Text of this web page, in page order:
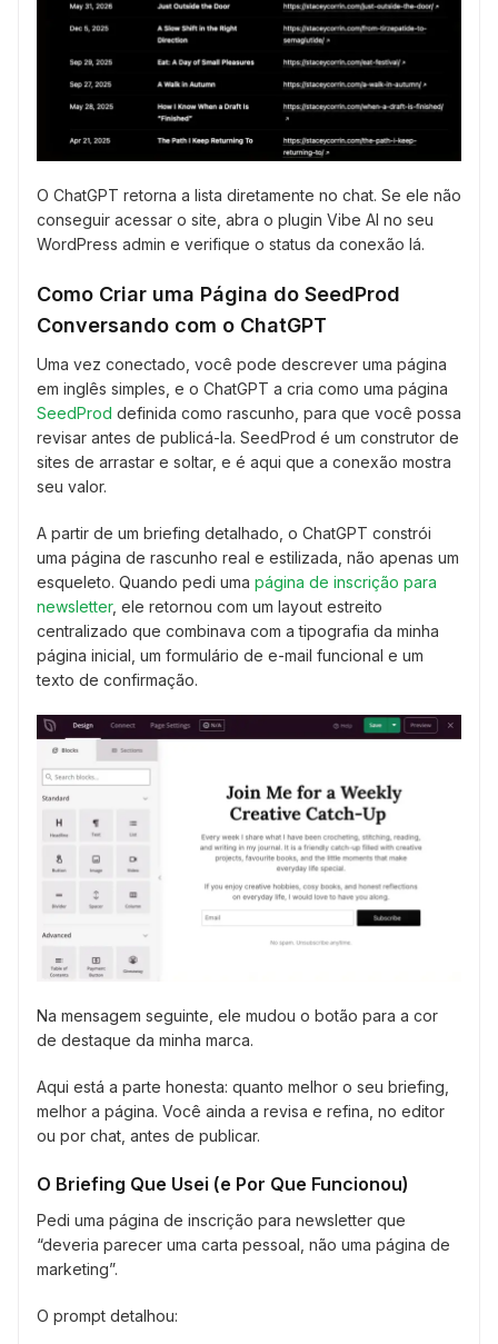
O ChatGPT retorna a lista diretamente no chat. Se ele não
conseguir acessar o site, abra o plugin Vibe AI no seu
WordPress admin e verifique o status da conexão lá.
Como Criar uma Página do SeedProd
Conversando com o ChatGPT
Uma vez conectado, você pode descrever uma página
em inglês simples, e o ChatGPT a cria como uma página
SeedProd definida como rascunho, para que você possa
revisar antes de publicá-la. SeedProd é um construtor de
sites de arrastar e soltar, e é aqui que a conexão mostra
seu valor.
A partir de um briefing detalhado, o ChatGPT constrói
uma página de rascunho real e estilizada, não apenas um
esqueleto. Quando pedi uma página de inscrição para
newsletter, ele retornou com um layout estreito
centralizado que combinava com a tipografia da minha
página inicial, um formulário de e-mail funcional e um
texto de confirmação.
Na mensagem seguinte, ele mudou o botão para a cor
de destaque da minha marca.
Aqui está a parte honesta: quanto melhor o seu briefing,
melhor a página. Você ainda a revisa e refina, no editor
ou por chat, antes de publicar.
O Briefing Que Usei (e Por Que Funcionou)
Pedi uma página de inscrição para newsletter que
“deveria parecer uma carta pessoal, não uma página de
marketing”.
O prompt detalhou: